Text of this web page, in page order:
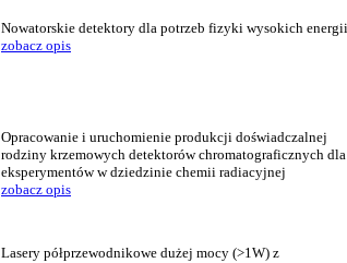
Nowatorskie detektory dla potrzeb fizyki wysokich energii
zobacz opis
Opracowanie i uruchomienie produkcji doświadczalnej
rodziny krzemowych detektorów chromatograficznych dla
eksperymentów w dziedzinie chemii radiacyjnej
zobacz opis
Lasery półprzewodnikowe dużej mocy (>1W) z